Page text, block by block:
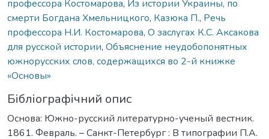
профессора Костомарова, Из истории Украины, по
смерти Богдана Хмельницкого, Казюка П., Речь
профессора Н.И. Костомарова, О заслугах К.С. Аксакова
для русской истории, Объяснение неудобопонятных
южнорусских слов, содержащихся во 2-й книжке
«Основы»
Бібліографічний опис
Основа: Южно-русский литературно-ученый вестник.
1861. Февраль. – Санкт-Петербург : В типографии П.А.